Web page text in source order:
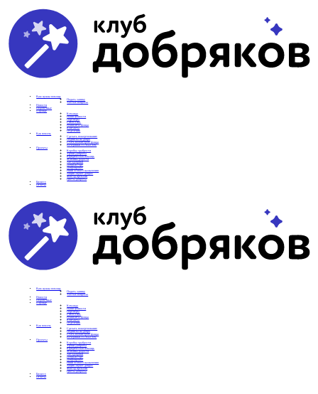
Вам нужна помощь
Подать заявку
Частые вопросы
Новости
Подопечные
О фонде
Команда
Наши ценности
Партнеры
СМИ о нас
Реквизиты фонда
Контакты
Отделения
Как помочь
Сделать пожертвование
Подписка на добро
Стать волонтером фонда
Вечеринки со смыслом
Проекты
Коробка храбрости
Уроки Доброты
Юридическая помощь
Мамины радости
Автодобряки
Добрый торт
Добропробег
Няни особого назначения
Акция «Букет добра»
Фактор времени
Цветы доброты
Бизнесу
Отчеты
Вам нужна помощь
Подать заявку
Частые вопросы
Новости
Подопечные
О фонде
Команда
Наши ценности
Партнеры
СМИ о нас
Реквизиты фонда
Контакты
Отделения
Как помочь
Сделать пожертвование
Подписка на добро
Стать волонтером фонда
Вечеринки со смыслом
Проекты
Коробка храбрости
Уроки Доброты
Юридическая помощь
Мамины радости
Автодобряки
Добрый торт
Добропробег
Няни особого назначения
Акция «Букет добра»
Фактор времени
Цветы доброты
Бизнесу
Отчеты